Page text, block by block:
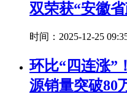
双荣获“安徽
时间：2025-12-25
环比“四连涨”
源销量突破80